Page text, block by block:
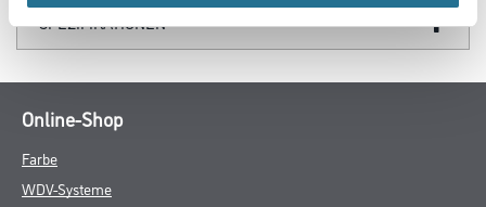
SPEZIFIKATIONEN
Online-Shop
Farbe
WDV-Systeme